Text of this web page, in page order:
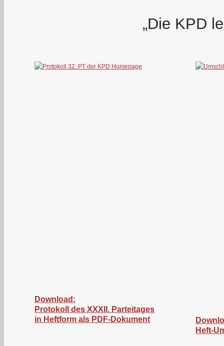
„Die KPD
Download:
Protokoll des XXXII. Parteitages
in Heftform als PDF-Dokument
Heft-